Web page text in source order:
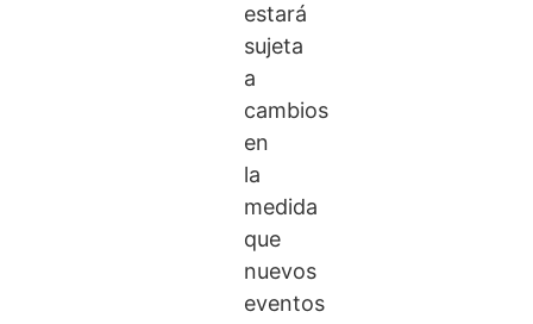
estará
sujeta
a
cambios
en
la
medida
que
nuevos
eventos